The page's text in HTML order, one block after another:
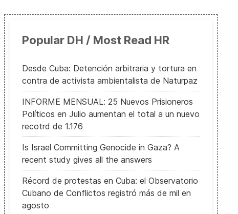
Popular DH / Most Read HR
Desde Cuba: Detención arbitraria y tortura en
contra de activista ambientalista de Naturpaz
INFORME MENSUAL: 25 Nuevos Prisioneros
Políticos en Julio aumentan el total a un nuevo
recotrd de 1.176
Is Israel Committing Genocide in Gaza? A
recent study gives all the answers
Récord de protestas en Cuba: el Observatorio
Cubano de Conflictos registró más de mil en
agosto